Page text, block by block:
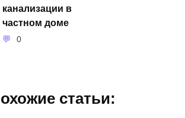
канализации в
частном доме
0
статьи: